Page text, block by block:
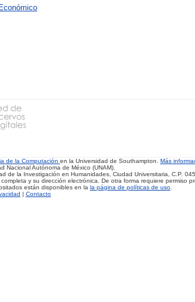
de la Computación en la Universidad de Southampton. Más
Nacional Autónoma de México (UNAM).
de la Investigación en Humanidades, Ciudad Universitaria, C.P.
y su dirección electrónica. De otra forma requiere permiso
están disponibles en la la página de políticas de uso
| Contacto